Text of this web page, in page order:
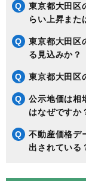
Q
東京都大田区
らい上昇また
Q
東京都大田区
る見込みか？
Q 東京都大田区
Q
公示地価は相
はなぜですか
Q
不動産価格デ
出されている